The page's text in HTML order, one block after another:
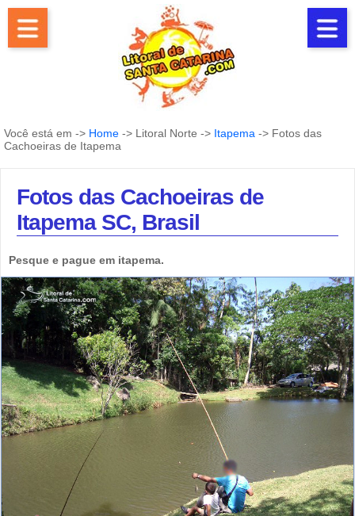
Você está em -> Home -> Litoral Norte -> Itapema -> Fotos das
Cachoeiras de Itapema
Fotos das Cachoeiras de
Itapema SC, Brasil
Pesque e pague em itapema.